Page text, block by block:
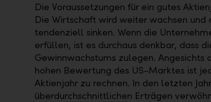
Die Voraussetzungen für ein gutes
Die Wirtschaft wird weiter wachsen und
tendenziell sinken. Wenn die
erfüllen, ist es durchaus denkbar, dass
Gewinnwachstums zulegen. Angesichts
hohen Bewertung des US-Marktes ist
Aktienjahr zu rechnen. In den letzten
überdurchschnittlichen Erträgen